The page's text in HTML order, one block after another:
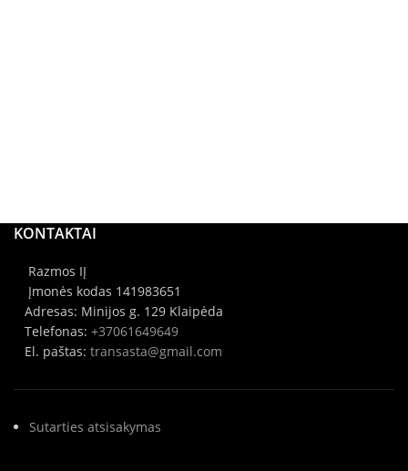
KONTAKTAI
Razmos IĮ
Įmonės kodas 141983651
Adresas: Minijos g. 129 Klaipėda
Telefonas: +37061649649
El. paštas: transasta@gmail.com
Sutarties atsisakymas